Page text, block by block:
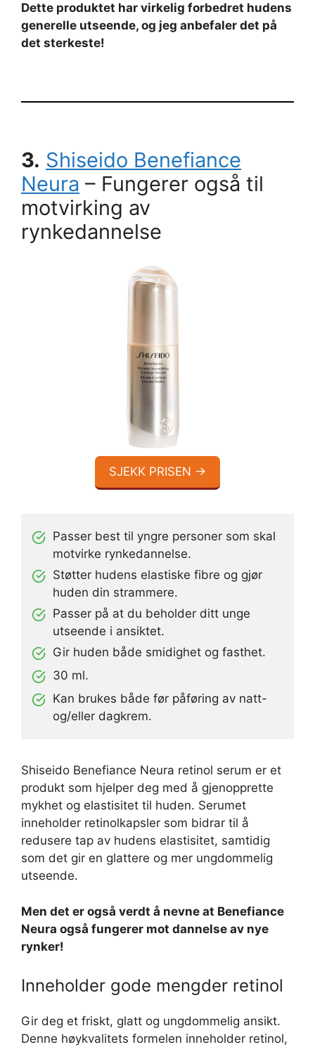
Dette produktet har virkelig forbedret hudens
generelle utseende, og jeg anbefaler det på
det sterkeste!
3. Shiseido Benefiance
Neura – Fungerer også til
motvirking av
rynkedannelse
SJEKK PRISEN →
Passer best til yngre personer som skal
motvirke rynkedannelse.
Støtter hudens elastiske fibre og gjør
huden din strammere.
Passer på at du beholder ditt unge
utseende i ansiktet.
Gir huden både smidighet og fasthet.
30 ml.
Kan brukes både før påføring av natt-
og/eller dagkrem.
Shiseido Benefiance Neura retinol serum er et
produkt som hjelper deg med å gjenopprette
mykhet og elastisitet til huden. Serumet
inneholder retinolkapsler som bidrar til å
redusere tap av hudens elastisitet, samtidig
som det gir en glattere og mer ungdommelig
utseende.
Men det er også verdt å nevne at Benefiance
Neura også fungerer mot dannelse av nye
rynker!
Inneholder gode mengder retinol
Gir deg et friskt, glatt og ungdommelig ansikt.
Denne høykvalitets formelen inneholder retinol,